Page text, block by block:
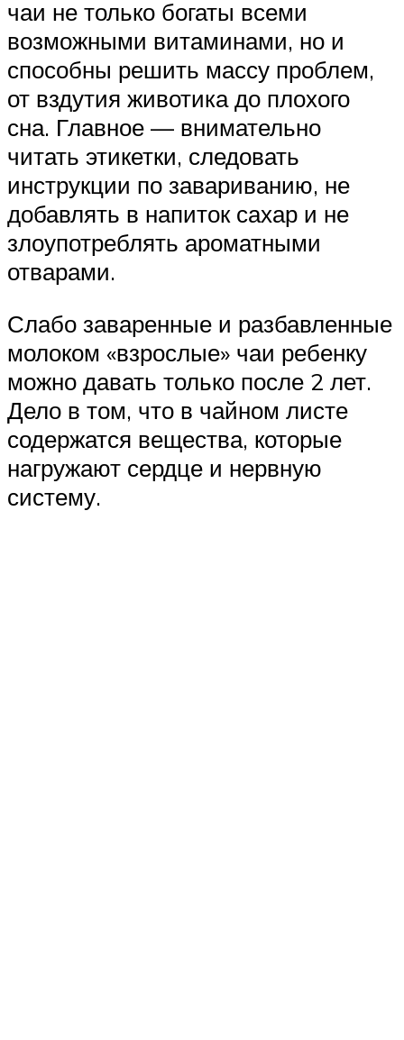
чаи не только богаты всеми
возможными витаминами, но и
способны решить массу проблем,
от вздутия животика до плохого
сна. Главное — внимательно
читать этикетки, следовать
инструкции по завариванию, не
добавлять в напиток сахар и не
злоупотреблять ароматными
отварами.
Слабо заваренные и разбавленные
молоком «взрослые» чаи ребенку
можно давать только после 2 лет.
Дело в том, что в чайном листе
содержатся вещества, которые
нагружают сердце и нервную
систему.